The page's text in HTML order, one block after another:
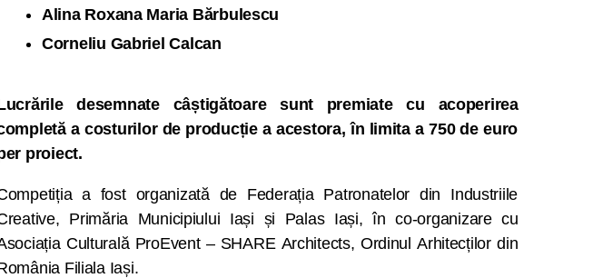
Alina Roxana Maria Bărbulescu
Corneliu Gabriel Calcan
desemnate câștigătoare sunt premiate cu acoperirea
a costurilor de producție a acestora, în limita a 750 de euro
proiect.
a fost organizată de Federația Patronatelor din Industriile
Primăria Municipiului Iași și Palas Iași, în co-organizare cu
Culturală ProEvent – SHARE Architects, Ordinul Arhitecților din
Filiala Iași.